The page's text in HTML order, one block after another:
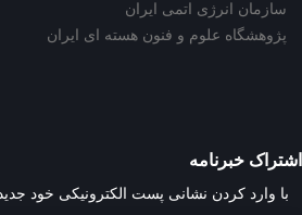
سازمان انرژی اتمی ایران
پژوهشگاه علوم و فنون هسته ای ایران
اشتراک خبرنامه
با وارد کردن نشانی پست الکترونیکی خود